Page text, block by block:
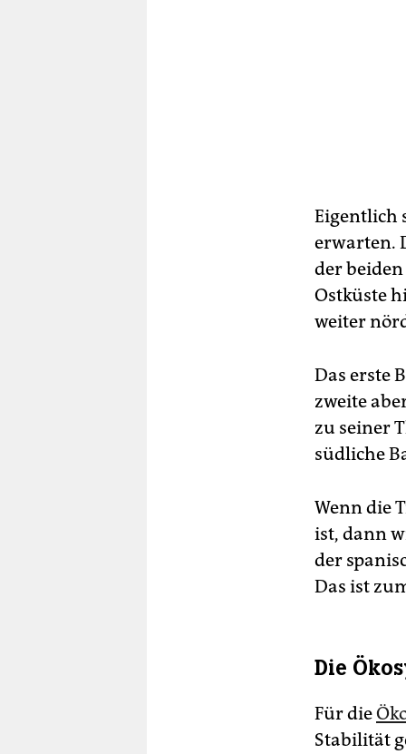
Eigentlich
erwarten.
der
Ostküste
weiter
Das erste
zweite
zu seiner
südliche
Wenn die
ist, dann
der
Das ist
Die
Für die
Stabilität